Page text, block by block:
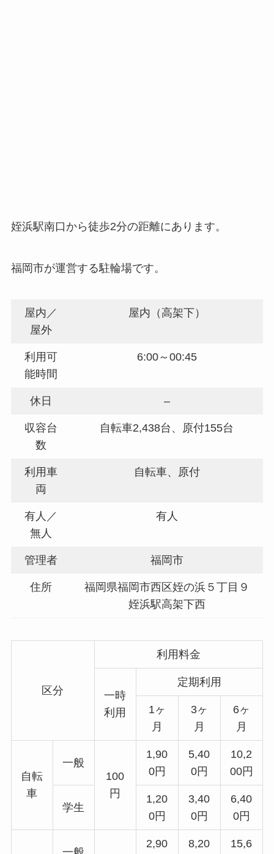
姪浜駅南口から徒歩2分の距離にあります。
福岡市が運営する駐輪場です。
屋内／
屋外
屋内（高架下）
利用可
能時間
6:00～00:45
休日 –
収容台
数
自転車2,438台、原付155台
利用車
両
自転車、原付
有人／
無人
有人
管理者 福岡市
住所
福岡県福岡市西区姪の浜５丁目９
姪浜駅高架下西
区分
利用料金
一時
利用
定期利用
1ヶ
月
3ヶ
月
6ヶ
月
自転
車
一般
100
円
1,90
0円
5,40
0円
10,2
00円
学生
1,20
0円
3,40
0円
6,40
0円
2,90 8,20 15,6